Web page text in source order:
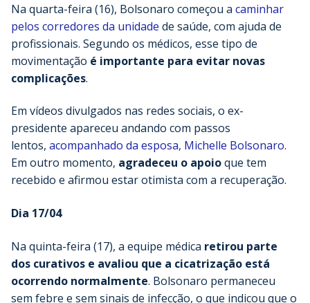
Na quarta-feira (16), Bolsonaro começou a caminhar
pelos corredores da unidade de saúde, com ajuda de
profissionais. Segundo os médicos, esse tipo de
movimentação é importante para evitar novas
complicações.
Em vídeos divulgados nas redes sociais, o ex-
presidente apareceu andando com passos
lentos, acompanhado da esposa, Michelle Bolsonaro.
Em outro momento, agradeceu o apoioque tem
recebido e afirmou estar otimista com a recuperação.
Dia 17/04
Na quinta-feira (17), a equipe médica retirou parte
dos curativos e avaliou que a cicatrização está
ocorrendo normalmente. Bolsonaro permaneceu
sem febre e sem sinais de infecção, o que indicou que o